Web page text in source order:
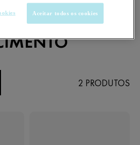
2 PRODUTOS
Aceitar todos os cookies